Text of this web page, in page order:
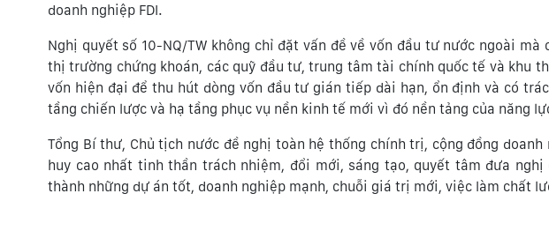
doanh nghiệp FDI.
Nghị quyết số 10-NQ/TW không chỉ đặt vấn đề về vốn đầu tư nước ngoài
thị trường chứng khoán, các quỹ đầu tư, trung tâm tài chính quốc tế và khu
vốn hiện đại để thu hút dòng vốn đầu tư gián tiếp dài hạn, ổn định và có
tầng chiến lược và hạ tầng phục vụ nền kinh tế mới vì đó nền tảng của năng
Tổng Bí thư, Chủ tịch nước đề nghị toàn hệ thống chính trị, cộng đồng
huy cao nhất tinh thần trách nhiệm, đổi mới, sáng tạo, quyết tâm đưa
thành những dự án tốt, doanh nghiệp mạnh, chuỗi giá trị mới, việc làm chất